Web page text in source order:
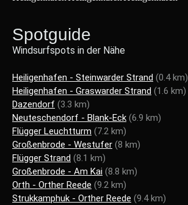
Spotguide
Windsurfspots in der Nähe
Heiligenhafen - Steinwarder Strand (0.4 km)
Heiligenhafen - Graswarder Strand (1.6 km)
Dazendorf (3.3 km)
Neuteschendorf - Blank-Eck (6.9 km)
Flügger Leuchtturm (7.2 km)
Großenbrode - Westufer (8 km)
Flügger Strand (8.1 km)
Großenbrode - Am Kai (8.8 km)
Orth - Orther Reede (9.2 km)
Strukkamphuk - Orther Reede (9.4 km)